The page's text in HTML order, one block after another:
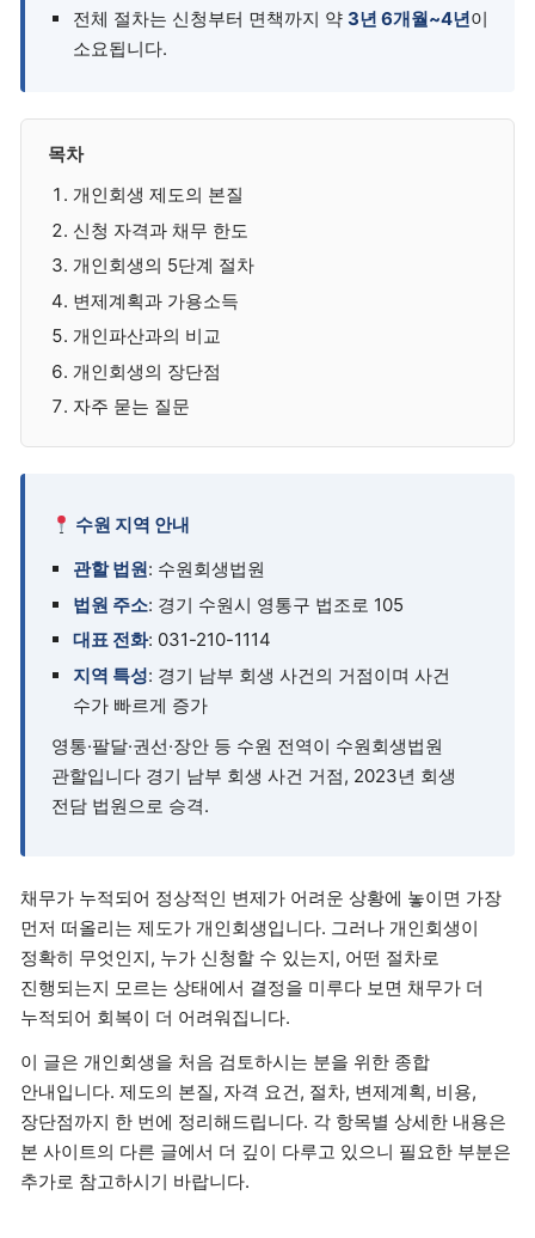
전체 절차는 신청부터 면책까지 약 3년 6개월~4년이
소요됩니다.
목차
개인회생 제도의 본질
신청 자격과 채무 한도
개인회생의 5단계 절차
변제계획과 가용소득
개인파산과의 비교
개인회생의 장단점
자주 묻는 질문
수원 지역 안내
관할 법원: 수원회생법원
법원 주소: 경기 수원시 영통구 법조로 105
대표 전화: 031-210-1114
지역 특성: 경기 남부 회생 사건의 거점이며 사건
수가 빠르게 증가
영통·팔달·권선·장안 등 수원 전역이 수원회생법원
관할입니다 경기 남부 회생 사건 거점, 2023년 회생
전담 법원으로 승격.
채무가 누적되어 정상적인 변제가 어려운 상황에 놓이면 가장
먼저 떠올리는 제도가 개인회생입니다. 그러나 개인회생이
정확히 무엇인지, 누가 신청할 수 있는지, 어떤 절차로
진행되는지 모르는 상태에서 결정을 미루다 보면 채무가 더
누적되어 회복이 더 어려워집니다.
이 글은 개인회생을 처음 검토하시는 분을 위한 종합
안내입니다. 제도의 본질, 자격 요건, 절차, 변제계획, 비용,
장단점까지 한 번에 정리해드립니다. 각 항목별 상세한 내용은
본 사이트의 다른 글에서 더 깊이 다루고 있으니 필요한 부분은
추가로 참고하시기 바랍니다.